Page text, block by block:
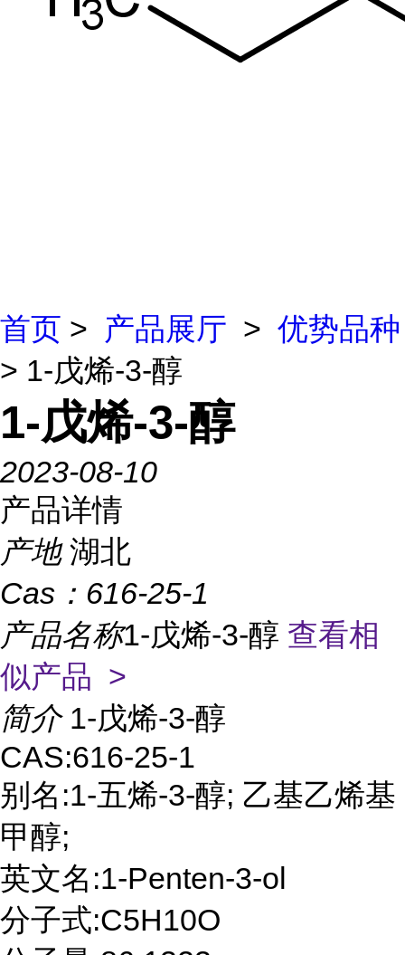
首页 > 产品展厅 > 优势品种
> 1-戊烯-3-醇
1-戊烯-3-醇
2023-08-10
产品详情
产地 湖北
Cas： 616-25-1
产品名称1-戊烯-3-醇 查看相
似产品 >
简介 1-戊烯-3-醇
CAS:616-25-1
别名:1-五烯-3-醇; 乙基乙烯基
甲醇;
英文名:1-Penten-3-ol
分子式:C5H10O